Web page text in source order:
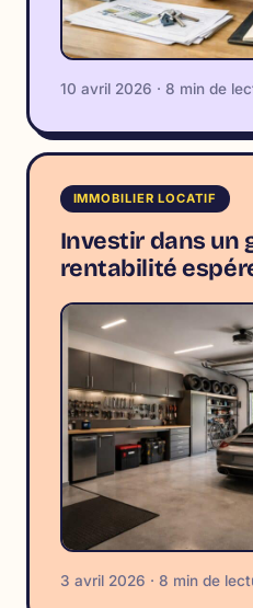
10 avril 2026 · 8 min de
IMMOBILIER LOCATIF
Investir dans un
rentabilité
3 avril 2026 · 8 min de